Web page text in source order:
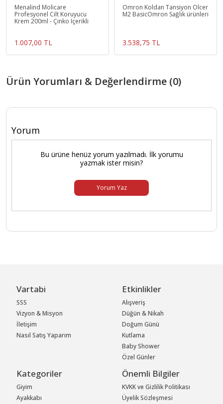
Menalind Molicare
Profesyonel Cilt Koruyucu
Krem 200ml - Çinko Içerikli
1.007,00 TL
Omron Koldan Tansiyon Ölcer
M2 BasicOmron Sağlık ürünleri
3.538,75 TL
Ürün Yorumları & Değerlendirme (0)
Yorum
Bu ürüne henüz yorum yazılmadı. İlk yorumu
yazmak ister misin?
Yorum Yaz
Vartabi
SSS
Vizyon & Misyon
İletişim
Nasıl Satış Yaparım
Etkinlikler
Alışveriş
Düğün & Nikah
Doğum Günü
Kutlama
Baby Shower
Özel Günler
Kategoriler
Giyim
Ayakkabı
Önemli Bilgiler
KVKK ve Gizlilik Politikası
Üyelik Sözleşmesi